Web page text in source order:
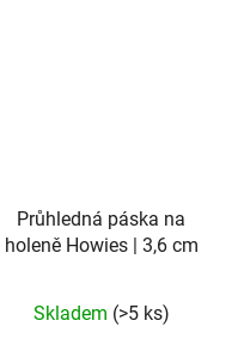
Průhledná páska na
holeně Howies | 3,6 cm
hodnocení
Skladem (>5 ks)